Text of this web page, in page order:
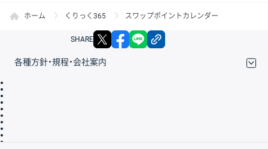
ホーム くりっく365 スワップポイントカレンダー
SHARE X facebook
各種方針・規程・会社案内
会社案内